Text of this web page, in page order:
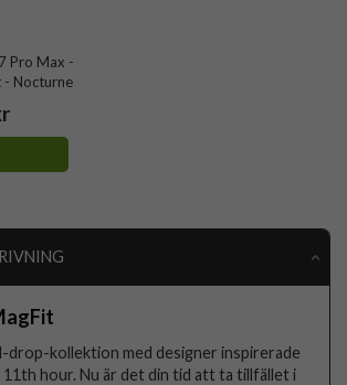
Pro Max -
- Nocturne
drop-kollektion med designer inspirerade
hour. Nu är det din tid att ta tillfället i